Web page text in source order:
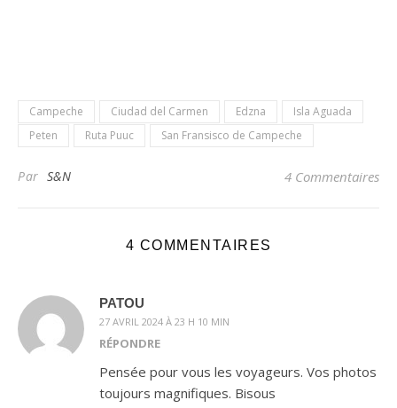
Campeche Ciudad del Carmen Edzna
Isla Aguada
Peten
Ruta Puuc San Fransisco de Campeche
Par S&N 4 Commentaires
4 COMMENTAIRES
PATOU
27 AVRIL 2024 À 23 H 10 MIN
RÉPONDRE
Pensée pour vous les voyageurs. Vos photos
toujours magnifiques. Bisous